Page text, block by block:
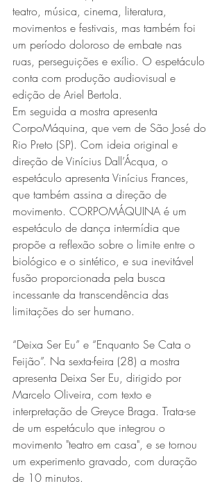
teatro, música, cinema, literatura,
movimentos e festivais, mas também foi
um período doloroso de embate nas
ruas, perseguições e exílio. O espetáculo
conta com produção audiovisual e
edição de Ariel Bertola.
Em seguida a mostra apresenta
CorpoMáquina, que vem de São José do
Rio Preto (SP). Com ideia original e
direção de Vinícius Dall’Ácqua, o
espetáculo apresenta Vinícius Frances,
que também assina a direção de
movimento. CORPOMÁQUINA é um
espetáculo de dança intermídia que
propõe a reflexão sobre o limite entre o
biológico e o sintético, e sua inevitável
fusão proporcionada pela busca
incessante da transcendência das
limitações do ser humano.
“Deixa Ser Eu” e “Enquanto Se Cata o
Feijão”. Na sexta-feira (28) a mostra
apresenta Deixa Ser Eu, dirigido por
Marcelo Oliveira, com texto e
interpretação de Greyce Braga. Trata-se
de um espetáculo que integrou o
movimento "teatro em casa", e se tornou
um experimento gravado, com duração
de 10 minutos.